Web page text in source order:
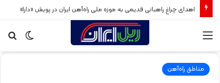
اهدای چراغ راهبانی قدیمی به موزه ملی راه‌آهن ایران در پویش «دارا»
تغییر
پوسته
مناطق راه‌آهن